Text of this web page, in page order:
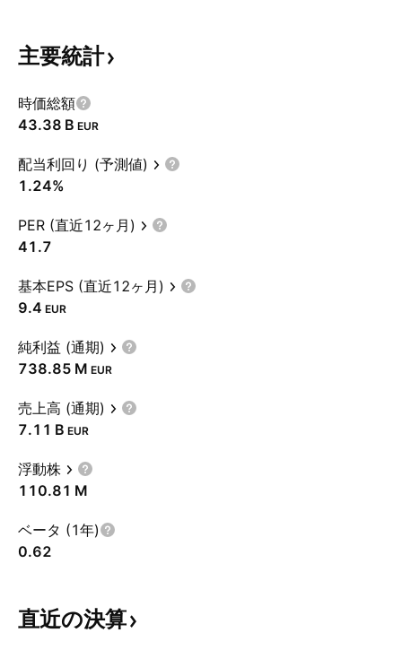
主要統計
時価総額
‪43.38 B‬ EUR
配当利回り (予測値)
1.24%
PER (直近12ヶ月)
41.7
基本EPS (直近12ヶ月)
9.4 EUR
純利益 (通期)
‪738.85 M‬ EUR
売上高 (通期)
‪7.11 B‬ EUR
浮動株
‪110.81 M‬
ベータ (1年)
0.62
直近の決算